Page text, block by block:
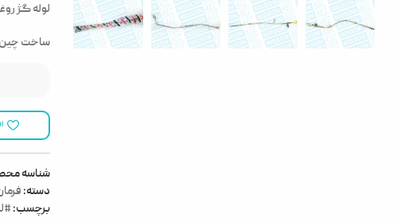
لوله گژ
ساخت چین
شناسه
دسته:
برچسب: